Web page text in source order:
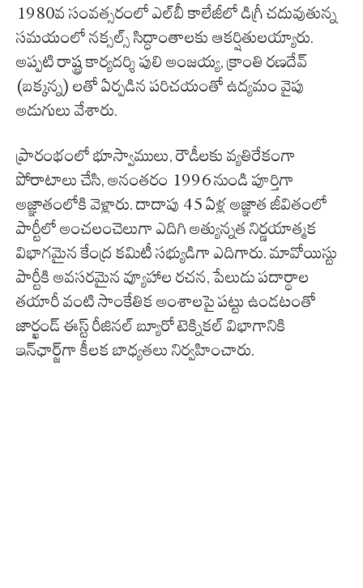
1980వ సంవత్సరంలో ఎల్‌బీ కాలేజీలో డిగ్రీ చదువుతున్న
సమయంలో నక్సల్స్ సిద్ధాంతాలకు ఆకర్షితులయ్యారు.
అప్పటి రాష్ట్ర కార్యదర్శి పులి అంజయ్య, క్రాంతి రణదేవ్
(బక్కన్న) లతో ఏర్పడిన పరిచయంతో ఉద్యమం వైపు
అడుగులు వేశారు.
ప్రారంభంలో భూస్వాములు, రౌడీలకు వ్యతిరేకంగా
పోరాటాలు చేసి, అనంతరం 1996 నుండి పూర్తిగా
అజ్ఞాతంలోకి వెళ్లారు. దాదాపు 45 ఏళ్ల అజ్ఞాత జీవితంలో
పార్టీలో అంచలంచెలుగా ఎదిగి అత్యున్నత నిర్ణయాత్మక
విభాగమైన కేంద్ర కమిటీ సభ్యుడిగా ఎదిగారు. మావోయిస్టు
పార్టీకి అవసరమైన వ్యూహాల రచన, పేలుడు పదార్థాల
తయారీ వంటి సాంకేతిక అంశాలపై పట్టు ఉండటంతో
జార్ఖండ్ ఈస్ట్ రీజినల్ బ్యూరో టెక్నికల్ విభాగానికి
ఇన్‌ఛార్జ్‌గా కీలక బాధ్యతలు నిర్వహించారు.